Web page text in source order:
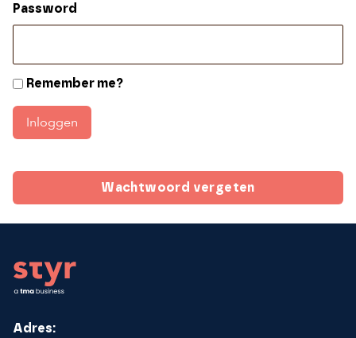
Password
Remember me?
Inloggen
Wachtwoord vergeten
Footer
Adres: